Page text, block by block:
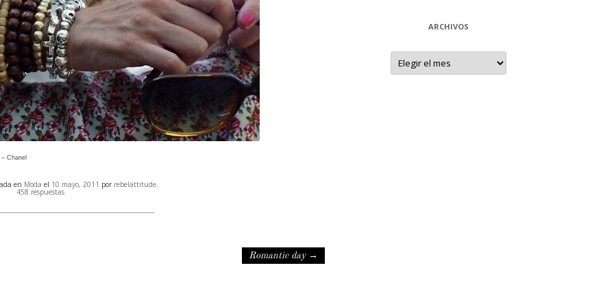
Chanel
en Moda el 10 mayo, 2011 por rebelattitude.
458 respuestas
Romantic day →
ARCHIVOS
Archivos